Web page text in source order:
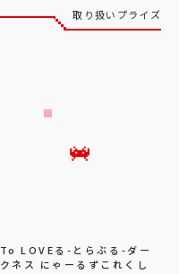
取り扱いプライズ
To LOVEる-とらぶる-ダー
クネス にゃーるずこれくし